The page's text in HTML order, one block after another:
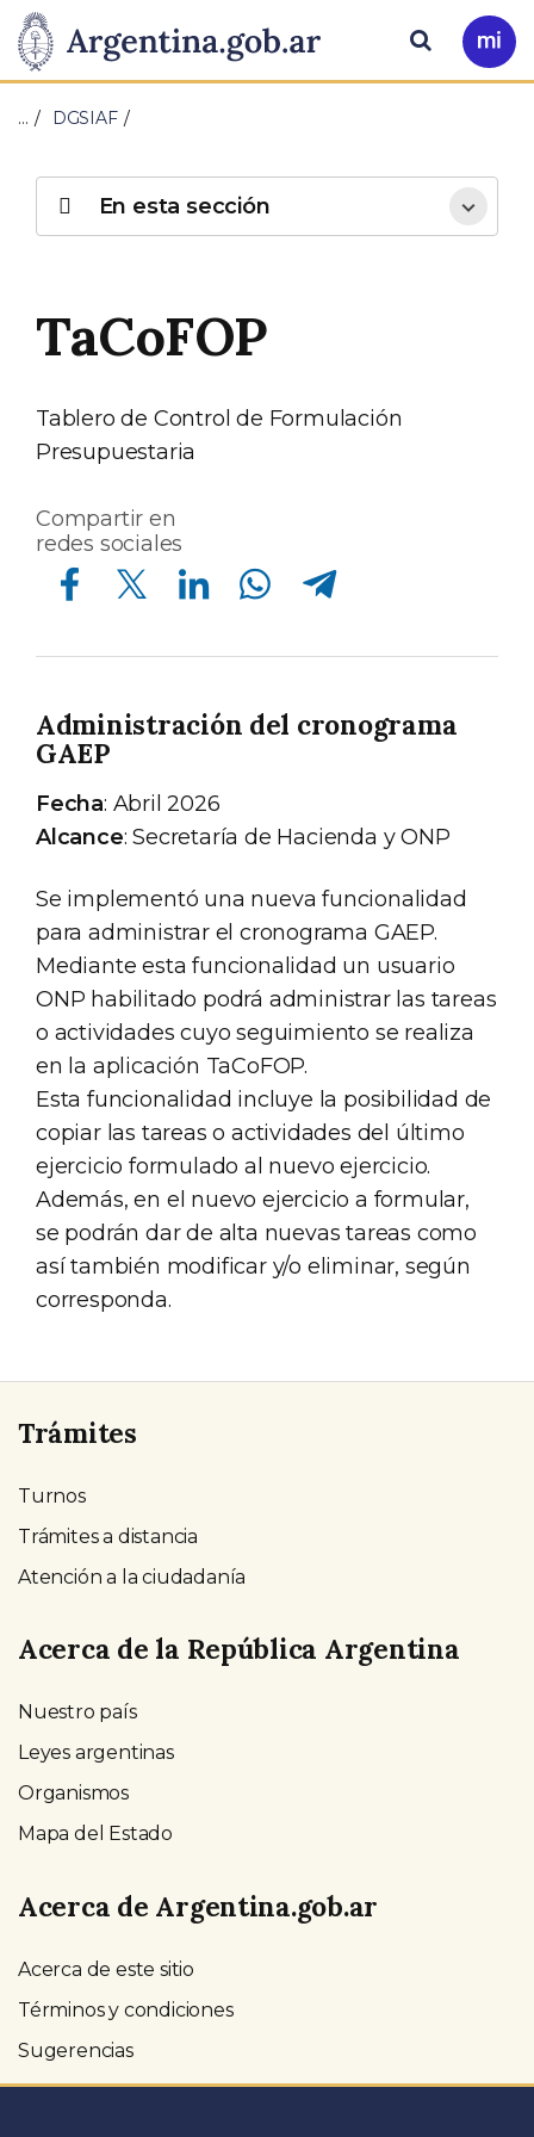
Presidencia
de
Nación
Pasar al contenido principal
Ir
a
Buscar
… DGSIAF
TaCoFOP
Tablero de Control de Formulación
Presupuestaria
Compartir en
redes sociales
Compartir en Facebook Compartir en Twitter Compartir en Linkedin Compartir en Whatsapp Compartir en Telegram
Administración del cronograma
GAEP
Fecha: Abril 2026
Alcance: Secretaría de Hacienda y ONP
Se implementó una nueva funcionalidad
para administrar el cronograma GAEP.
Mediante esta funcionalidad un usuario
ONP habilitado podrá administrar las tareas
o actividades cuyo seguimiento se realiza
en la aplicación TaCoFOP.
Esta funcionalidad incluye la posibilidad de
copiar las tareas o actividades del último
ejercicio formulado al nuevo ejercicio.
Además, en el nuevo ejercicio a formular,
se podrán dar de alta nuevas tareas como
así también modificar y/o eliminar, según
corresponda.
En esta sección
Trámites
Turnos
Trámites a distancia
Atención a la ciudadanía
Acerca de la República Argentina
Nuestro país
Leyes argentinas
Organismos
Mapa del Estado
Acerca de Argentina.gob.ar
Acerca de este sitio
Términos y condiciones
Sugerencias